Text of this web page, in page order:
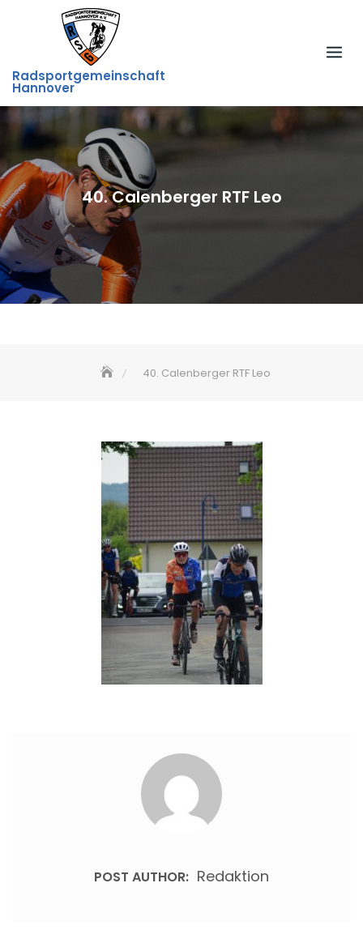
Radsportgemeinschaft
Hannover
40. Calenberger RTF Leo
40. Calenberger RTF Leo
POST AUTHOR: Redaktion